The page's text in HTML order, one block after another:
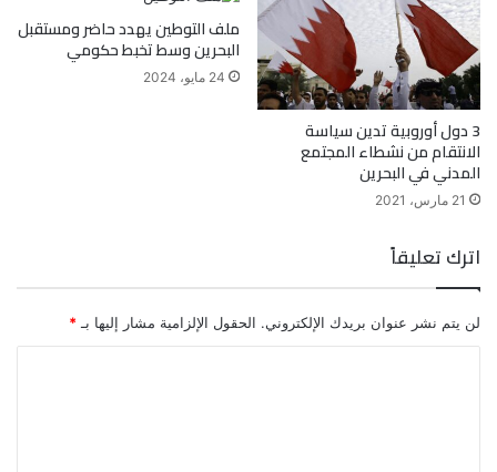
3 دول أوروبية تدين سياسة
الانتقام من نشطاء المجتمع
المدني في البحرين
21 مارس، 2021
ملف التوطين يهدد حاضر ومستقبل
البحرين وسط تخبط حكومي
24 مايو، 2024
اترك تعليقاً
لن يتم نشر عنوان بريدك الإلكتروني. الحقول الإلزامية مشار إليها بـ *